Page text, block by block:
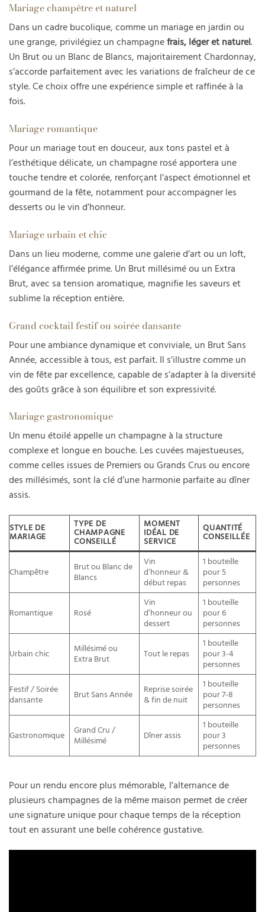
Mariage champêtre et naturel
Dans un cadre bucolique, comme un mariage en jardin ou
une grange, privilégiez un champagnefrais, léger et naturel.
Un Brut ou un Blanc de Blancs, majoritairement Chardonnay,
s’accorde parfaitement avec les variations de fraîcheur de ce
style. Ce choix offre une expérience simple et raffinée à la
fois.
Mariage romantique
Pour un mariage tout en douceur, aux tons pastel et à
l’esthétique délicate, un champagne rosé apportera une
touche tendre et colorée, renforçant l’aspect émotionnel et
gourmand de la fête, notamment pour accompagner les
desserts ou le vin d’honneur.
Mariage urbain et chic
Dans un lieu moderne, comme une galerie d’art ou un loft,
l’élégance affirmée prime. Un Brut millésimé ou un Extra
Brut, avec sa tension aromatique, magnifie les saveurs et
sublime la réception entière.
Grand cocktail festif ou soirée dansante
Pour une ambiance dynamique et conviviale, un Brut Sans
Année, accessible à tous, est parfait. Il s’illustre comme un
vin de fête par excellence, capable de s’adapter à la diversité
des goûts grâce à son équilibre et son expressivité.
Mariage gastronomique
Un menu étoilé appelle un champagne à la structure
complexe et longue en bouche. Les cuvées majestueuses,
comme celles issues de Premiers ou Grands Crus ou encore
des millésimés, sont la clé d’une harmonie parfaite au dîner
assis.
STYLE DE
MARIAGE
TYPE DE
CHAMPAGNE
CONSEILLÉ
MOMENT
IDÉAL DE
SERVICE
QUANTITÉ
CONSEILLÉE
Champêtre
Brut ou Blanc de
Blancs
Vin
d’honneur &
début repas
1 bouteille
pour 5
personnes
Romantique Rosé
Vin
d’honneur ou
dessert
1 bouteille
pour 6
personnes
Urbain chic
Millésimé ou
Extra Brut
Tout le repas
1 bouteille
pour 3-4
personnes
Festif / Soirée
dansante
Brut Sans Année
Reprise soirée
& fin de nuit
1 bouteille
pour 7-8
personnes
Gastronomique
Grand Cru /
Millésimé
Dîner assis
1 bouteille
pour 3
personnes
Pour un rendu encore plus mémorable, l’alternance de
plusieurs champagnes de la même maison permet de créer
une signature unique pour chaque temps de la réception
tout en assurant une belle cohérence gustative.